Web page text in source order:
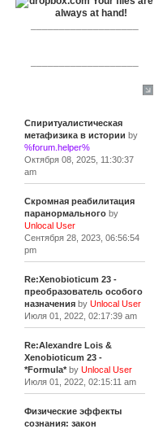
Спиритуалистическая
метафизика в истории by
%forum.helper%
Октября 08, 2025, 11:30:37
am
Скромная реабилитация
паранормальногоby
Unlocal User
Сентября 28, 2023, 06:56:54
pm
Re:Xenobioticum 23 -
преобразователь особого
назначенияby Unlocal User
Июля 01, 2022, 02:17:39 am
Re:Alexandre Lois &
Xenobioticum 23 -
*Formula*by Unlocal User
Июля 01, 2022, 02:15:11 am
Физические эффекты
сознания: закон